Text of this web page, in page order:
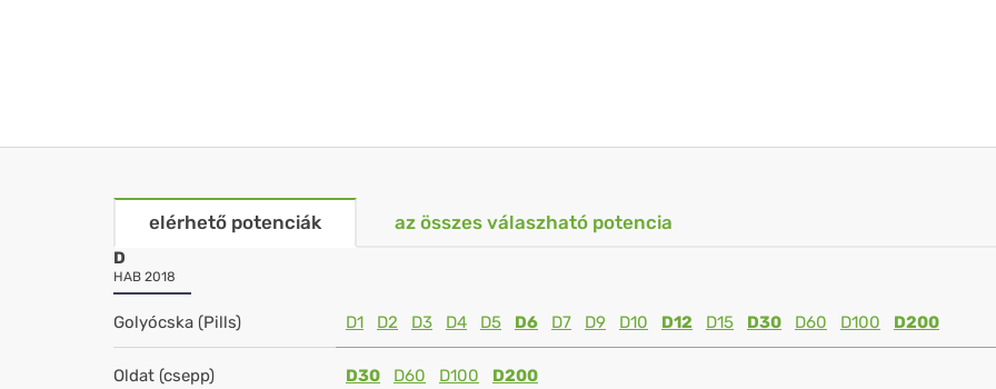
elérhető potenciák az összes válaszható potencia
D
HAB 2018
Golyócska (Pills) D1 D2 D3 D4 D5 D6 D7 D9 D10 D12 D15 D30 D60 D100 D200
Oldat (csepp) D30 D60 D100 D200